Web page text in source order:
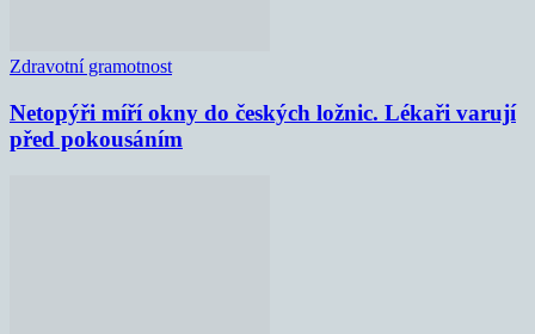
Zdravotní gramotnost
Netopýři míří okny do českých ložnic. Lékaři varují
před pokousáním